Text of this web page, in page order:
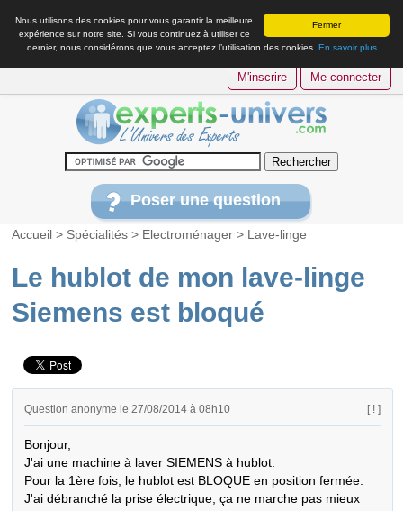
Fermer
Nous utilisons des cookies pour vous garantir la meilleure
expérience sur notre site. Si vous continuez à utiliser ce
dernier, nous considérons que vous acceptez l’utilisation des cookies. En savoir plus
M'inscrire Me connecter
Poser une question
Accueil > Spécialités > Electroménager > Lave-linge
Le hublot de mon lave-linge
Siemens est bloqué
Question anonyme le 27/08/2014 à 08h10 [ ! ]
Bonjour,
J'ai une machine à laver SIEMENS à hublot.
Pour la 1ère fois, le hublot est BLOQUE en position fermée.
J'ai débranché la prise électrique, ça ne marche pas mieux